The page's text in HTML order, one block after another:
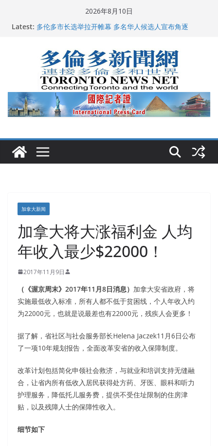
2026年8月10日
Latest:
龚晓华参加多伦多骄傲大游行 与市民分享竞选理念
多伦多市长选举拉开帷幕 多名华人候选人宣布角逐
关加拿大就业
2026加拿大青少年儿童绘画比赛颁奖典礼多伦多举行
加拿大新闻
加拿大将大涨福利金 人均
年收入最少$22000！
2017年11月9日
（《渥京周末》2017年11月8日消息） 加拿大安省政府，将
实施最低收入标准，所有人都不低于贫困线，个人年收入约
为22000元，也就是说最差也有22000元，残疾人会更多！
据了解，省社区与社会服务部长Helena Jaczek11月6日公布
了一项10年规划报告，全面改革安省的收入保障制度。
改革计划包括简化申领社会救济，与就业和培训支持无缝融
合，让省内所有低收入居民获得处方药、牙医、眼科和听力
护理服务，降低托儿服务费，提供不受住址限制的住房津
贴，以及残障人士的保障性收入。
细节如下